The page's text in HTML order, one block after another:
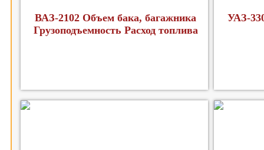
ВАЗ-2102 Объем бака, багажника
Грузоподъемность Расход топлива
УАЗ-